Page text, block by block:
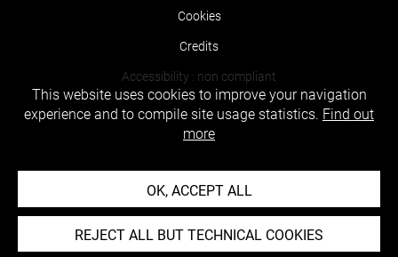
Cookies
Credits
Accessibility : non compliant
This website uses cookies to improve your navigation
experience and to compile site usage statistics. Find out
more
OK, ACCEPT ALL
REJECT ALL BUT TECHNICAL COOKIES